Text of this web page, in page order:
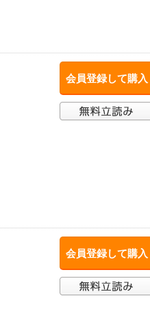
会員登録して購入
会員登録して購入